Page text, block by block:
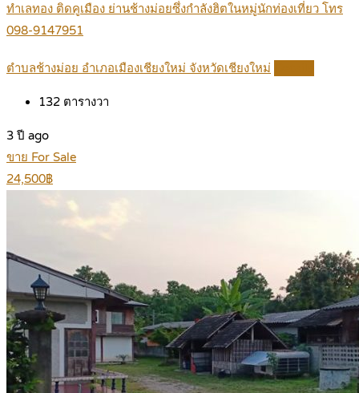
ทำเลทอง ติดคูเมือง ย่านช้างม่อยซึ่งกำลังฮิตในหมู่นักท่องเที่ยว โทร
098-9147951
ตำบลช้างม่อย อำเภอเมืองเชียงใหม่ จังหวัดเชียงใหม่
132 ตารางวา
3 ปี ago
ขาย For Sale
24,500฿